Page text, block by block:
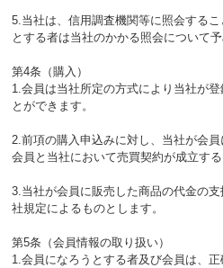
5.当社は、信用調査機関等に照会する
とする者は当社のかかる照会について
第4条（購入）
1.会員は当社所定の方式により当社が
とができます。
2.前項の購入申込みに対し、当社が会員
会員と当社において売買契約が成立する
3.当社が会員に販売した商品の代金の
社規定によるものとします。
第5条（会員情報の取り扱い）
1.会員になろうとする者及び会員は、